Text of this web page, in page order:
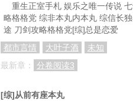
重生正室手札 娱乐之唯一传说
略格格党 综非本丸内本丸 综信长
途 刀剑攻略格格党[综]总是恋爱
都市言情
大叶子酒
未知
最新章：
分卷阅读3
[综]从前有座本丸